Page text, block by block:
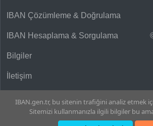
IBAN Çözümleme & Doğrulama
IBAN Hesaplama & Sorgulama
Bilgiler
İletişim
IBAN.gen.tr, bu sitenin trafiğini analiz etmek
Sitemizi kullanmanızla ilgili bilgiler bu